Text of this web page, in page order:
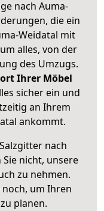
nach Auma-
die ein
Weidatal mit
alles, von der
des Umzugs.
Ihrer Möbel
sicher ein und
an Ihrem
ankommt.
nach
nicht, unsere
zu nehmen.
noch, um Ihren
zu planen.